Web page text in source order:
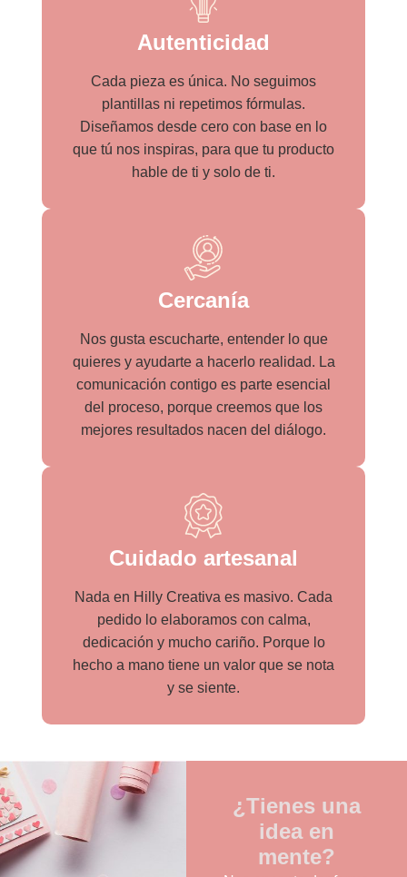
Autenticidad
Cada pieza es única. No seguimos
plantillas ni repetimos fórmulas.
Diseñamos desde cero con base en lo
que tú nos inspiras, para que tu producto
hable de ti y solo de ti.
Cercanía
Nos gusta escucharte, entender lo que
quieres y ayudarte a hacerlo realidad. La
comunicación contigo es parte esencial
del proceso, porque creemos que los
mejores resultados nacen del diálogo.
Cuidado artesanal
Nada en Hilly Creativa es masivo. Cada
pedido lo elaboramos con calma,
dedicación y mucho cariño. Porque lo
hecho a mano tiene un valor que se nota
y se siente.
¿Tienes una
idea en
mente?